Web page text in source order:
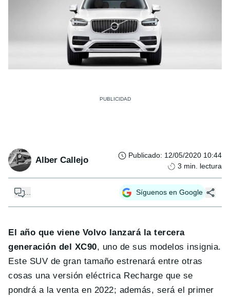
Alber Callejo Publicado: 12/05/2020 10:44
3 min. lectura
... Síguenos en Google
El año que viene Volvo lanzará la tercera
generación del XC90, uno de sus modelos insignia.
Este SUV de gran tamaño estrenará entre otras
cosas una versión eléctrica Recharge que se
pondrá a la venta en 2022; además, será el primer